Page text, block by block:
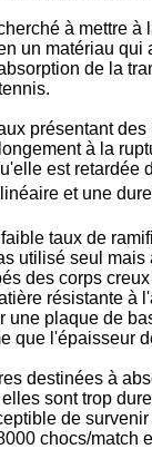
à mettre
un matériau
de la
présentant
à la
est
et une
taux de
utilisé seul
des corps
résistante
plaque de
que l'épaisseur
destinées à
sont trop
de
chocs/match